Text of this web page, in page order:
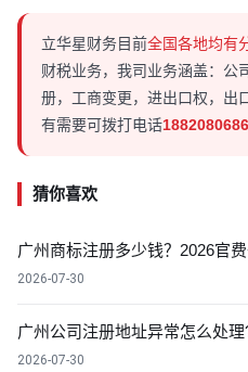
立华星财务目前全国各地均有
财税业务，我司业务涵盖：公
册，工商变更，进出口权，出
有需要可拨打电话
猜你喜欢
广州商标注册多少钱？2026官
2026-07-30
广州公司注册地址异常怎么处
2026-07-30